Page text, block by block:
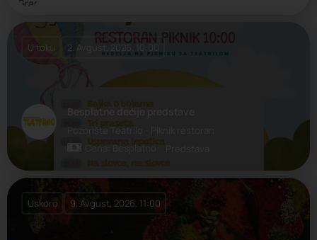
Besplatne dečije predstave
Pozorište Teatrilo - Piknik restoran
Cena: Besplatno
U toku 2. Avgust, 2026. 10:00
Uskoro 9. Avgust, 2026. 11:00